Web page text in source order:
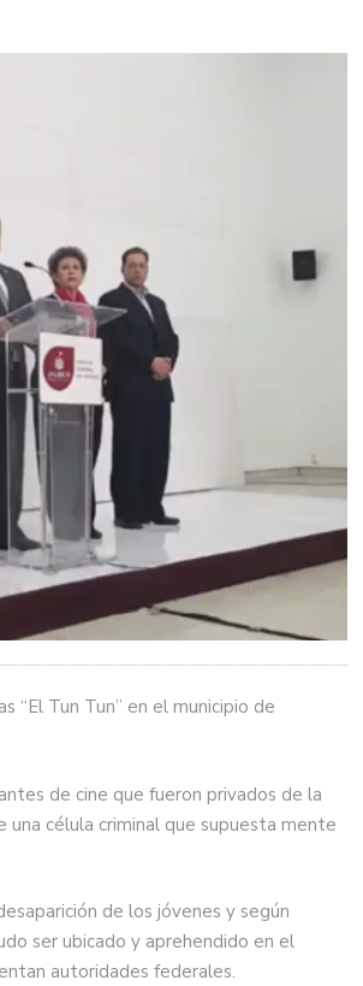
“El Tun Tun” en el municipio de
de cine que fueron privados de la
célula criminal que supuesta mente
de los jóvenes y según
ser ubicado y aprehendido en el
autoridades federales.